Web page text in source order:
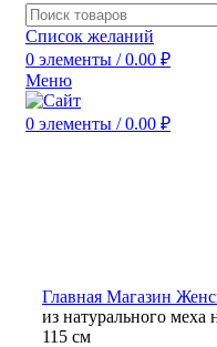
Список желаний
0 элементы / 0.00 ₽
Меню
0 элементы / 0.00 ₽
Главная Магазин
из натурального
115 см